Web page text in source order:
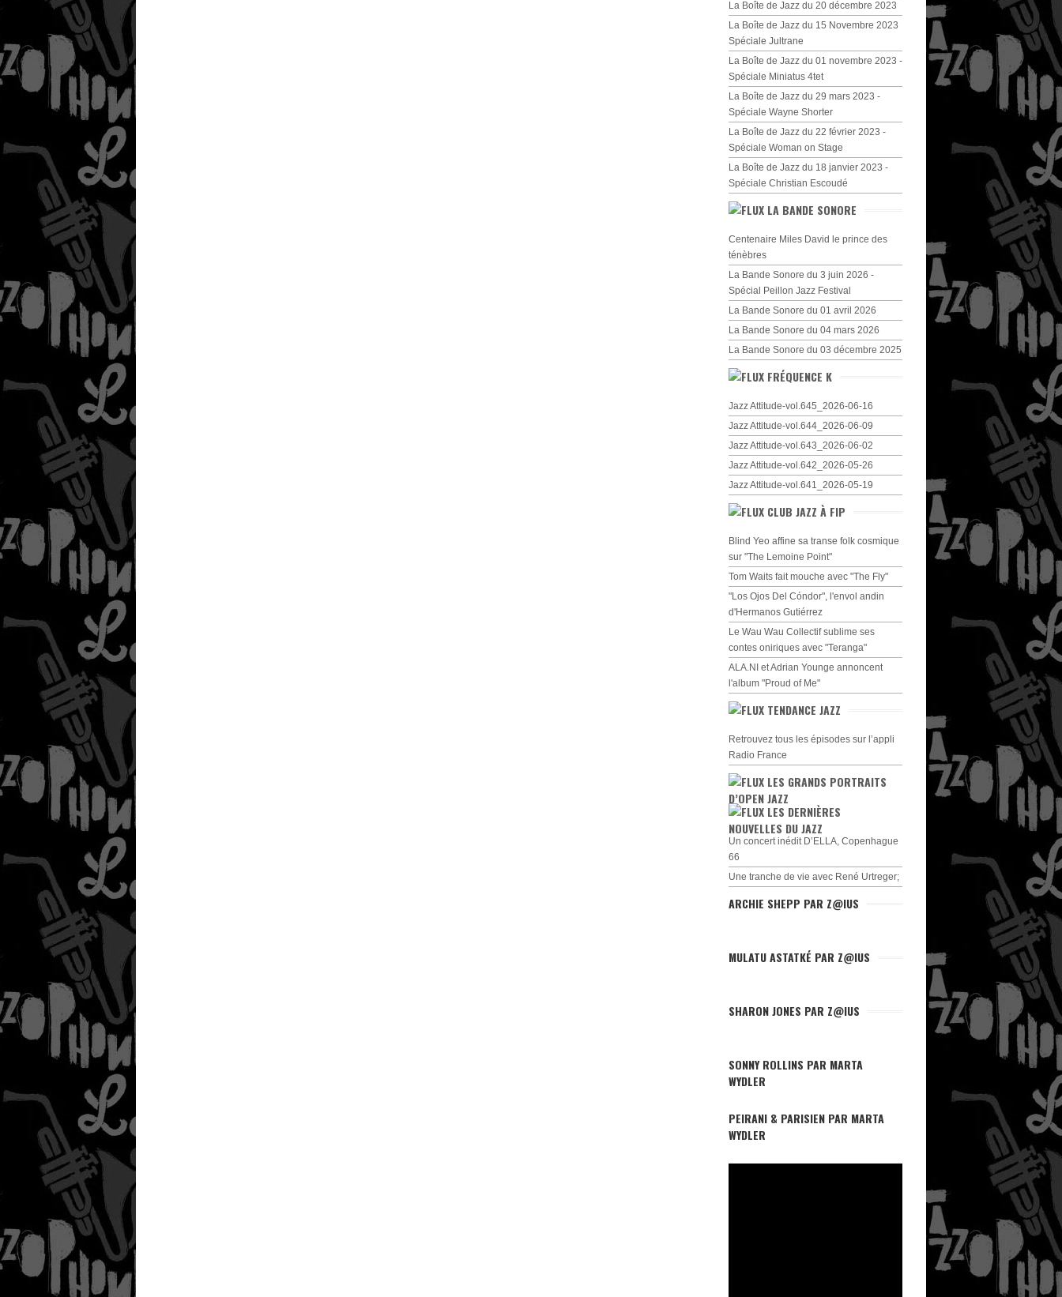
La Boîte de Jazz du 20 décembre 2023
La Boîte de Jazz du 15 Novembre 2023
Spéciale Jultrane
La Boîte de Jazz du 01 novembre 2023 -
Spéciale Miniatus 4tet
La Boîte de Jazz du 29 mars 2023 -
Spéciale Wayne Shorter
La Boîte de Jazz du 22 février 2023 -
Spéciale Woman on Stage
La Boîte de Jazz du 18 janvier 2023 -
Spéciale Christian Escoudé
LA BANDE SONORE
Centenaire Miles David le prince des
ténèbres
La Bande Sonore du 3 juin 2026 -
Spécial Peillon Jazz Festival
La Bande Sonore du 01 avril 2026
La Bande Sonore du 04 mars 2026
La Bande Sonore du 03 décembre 2025
FRÉQUENCE K
Jazz Attitude-vol.645_2026-06-16
Jazz Attitude-vol.644_2026-06-09
Jazz Attitude-vol.643_2026-06-02
Jazz Attitude-vol.642_2026-05-26
Jazz Attitude-vol.641_2026-05-19
CLUB JAZZ À FIP
Blind Yeo affine sa transe folk cosmique
sur "The Lemoine Point"
Tom Waits fait mouche avec "The Fly"
"Los Ojos Del Cóndor", l'envol andin
d'Hermanos Gutiérrez
Le Wau Wau Collectif sublime ses
contes oniriques avec "Teranga"
ALA.NI et Adrian Younge annoncent
l'album "Proud of Me"
TENDANCE JAZZ
Retrouvez tous les épisodes sur l’appli
Radio France
LES GRANDS PORTRAITS
D’OPEN JAZZ
LES DERNIÈRES
NOUVELLES DU JAZZ
Un concert inédit D’ELLA, Copenhague
66
Une tranche de vie avec René Urtreger;
ARCHIE SHEPP PAR Z@IUS
MULATU ASTATKÉ PAR Z@IUS
SHARON JONES PAR Z@IUS
SONNY ROLLINS PAR MARTA
WYDLER
PEIRANI & PARISIEN PAR MARTA
WYDLER